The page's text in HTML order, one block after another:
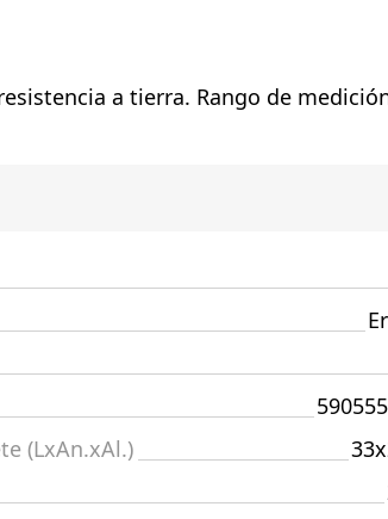
a tierra. Rango de
(LxAn.xAl.)